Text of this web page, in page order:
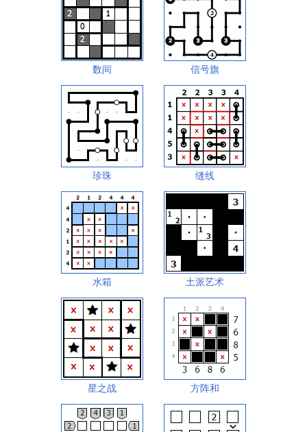
数间 信号旗
珍珠 缝线
水箱 土派艺术
星之战 方阵和